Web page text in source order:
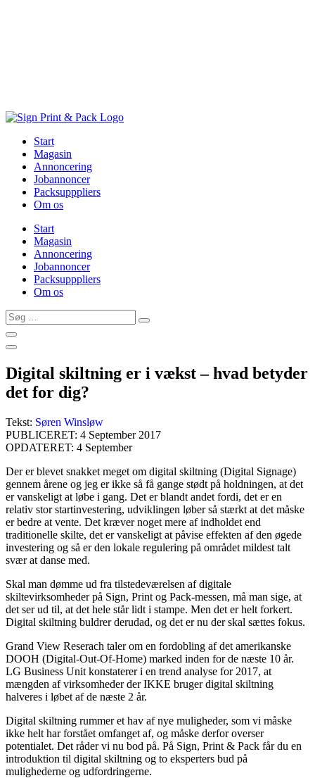
Start
Magasin
Annoncering
Jobannoncer
Packsupppliers
Om os
Start
Magasin
Annoncering
Jobannoncer
Packsupppliers
Om os
Søg
…
Digital skiltning er i vækst – hvad betyder
det for dig?
Tekst: Søren Winsløw
PUBLICERET: 4 September 2017
OPDATERET: 4 September
Der er blevet snakket meget om digital skiltning (Digital Signage)
gennem årene og jeg er ikke så få gange stødt på holdningen, at det
er vanskeligt at løbe i gang. Det er blandt andet fordi, det er en
relativ stor startinvestering, udviklingen løber så stærkt at det måske
er bedre at vente. Det kræver noget mere af indholdet end
traditionelle skilte, det er vanskeligt at påvise effekten af den øgede
investering og så er den lokale regulering på området mildest talt
svær at danse med.
Skal man dømme ud fra tilstedeværelsen af digitale
skiltevirksomheder på Sign, Print og Pack-messen, må man sige, at
det ser ud til, at det hele står lidt i stampe. Men det er helt forkert.
Digital skiltning buldrer derudad, og det er nu der skal sættes fokus.
Grand View Reserach taler om en fordobling af det amerikanske
DOOH (Digital-Out-Of-Home) marked inden for de næste 10 år.
LG Business Unit konstaterer i en trend analyse for 2017, at
mængden af virksomheder der IKKE bruger digital skiltning
halveres i løbet af de næste 2 år.
Digital skiltning rummer et hav af nye muligheder, som vi måske
ikke helt har forstået omfanget af, og måske derfor overser
potentialet. Det råder vi nu bod på. På Sign, Print & Pack får du en
introduktion til digital skiltning og to eksperters bud på
mulighederne og udfordringerne.